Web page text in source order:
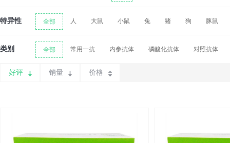
特异性 全部 人 大鼠 小鼠 兔 猪 狗 豚鼠
类别 全部 常用一抗 内参抗体 磷酸化抗体 对照抗体
好评 销量 价格